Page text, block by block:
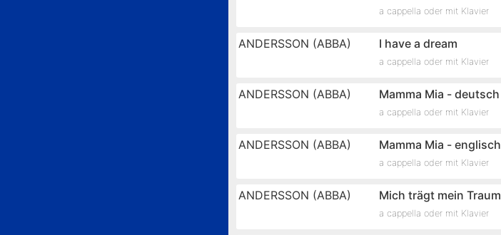
a cappella oder mit Klavier
ANDERSSON (ABBA) I have a dream
a cappella oder mit Klavier
ANDERSSON (ABBA) Mamma Mia - deutsch
a cappella oder mit Klavier
ANDERSSON (ABBA) Mamma Mia - englisch
a cappella oder mit Klavier
ANDERSSON (ABBA) Mich trägt mein Traum
a cappella oder mit Klavier